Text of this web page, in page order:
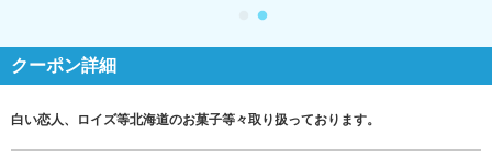
クーポン詳細
白い恋人、ロイズ等北海道のお菓子等々取り扱っております。